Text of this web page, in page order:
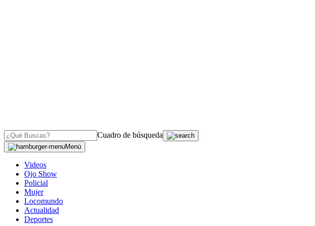
Cuadro de búsqueda
Menú
Videos
Ojo Show
Policial
Mujer
Locomundo
Actualidad
Deportes